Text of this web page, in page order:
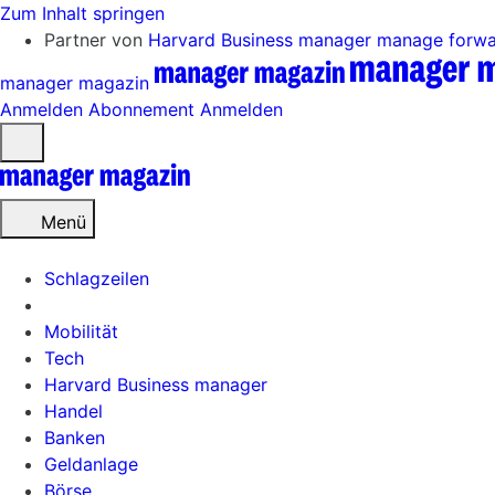
Zum Inhalt springen
Partner von Harvard Business manager manage
manager magazin
Anmelden Abonnement Anmelden
öffnen
Menü
Schlagzeilen
Mobilität
Tech
Harvard Business manager
Handel
Banken
Geldanlage
Börse